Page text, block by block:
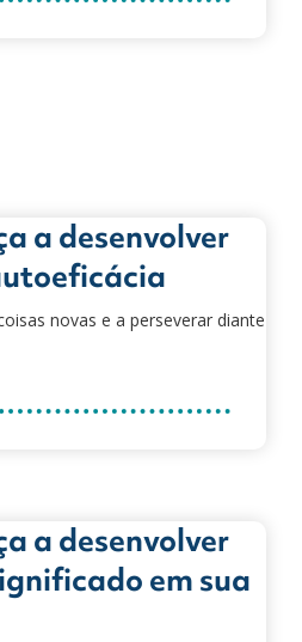
a desenvolver
novas e a perseverar diante
a desenvolver
em sua